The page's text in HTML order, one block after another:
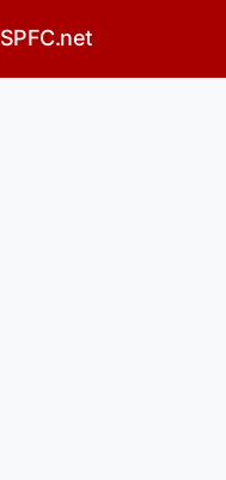
SPFC.net